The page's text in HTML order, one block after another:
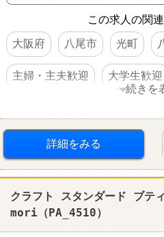
この求人の関
大阪府
八尾市 光町
主婦・主夫歓迎 大学生歓迎
大量募集 禁煙・分煙
クラフト スタンダード ブテ
続きを
詳細をみる
クラフト スタンダード ブテ
mori（PA_4510）